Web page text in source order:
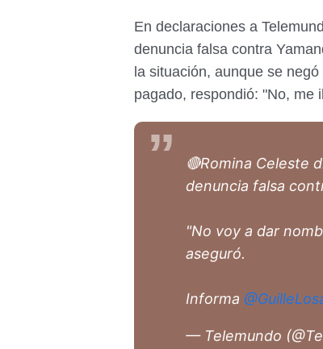
En declaraciones a
denuncia falsa contra
la situación, aunque se
pagado, respondió: "No, me
🔴Romina Celeste
denuncia falsa
"No voy a dar
aseguró.
Informa
— Telemundo